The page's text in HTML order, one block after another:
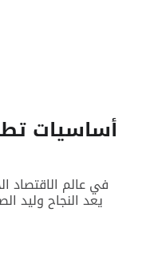
أساسيات
في عالم الاقتصاد
يعد النجاح وليد